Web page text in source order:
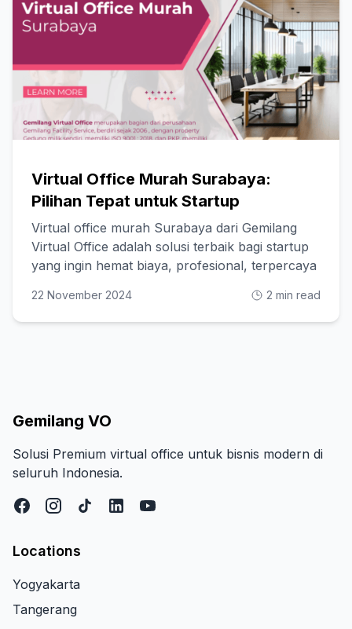
Virtual Office Murah Surabaya:
Pilihan Tepat untuk Startup
Virtual office murah Surabaya dari Gemilang
Virtual Office adalah solusi terbaik bagi startup
yang ingin hemat biaya, profesional, terpercaya
22 November 2024 2 min read
Gemilang VO
Solusi Premium virtual office untuk bisnis modern di
seluruh Indonesia.
Locations
Yogyakarta
Tangerang